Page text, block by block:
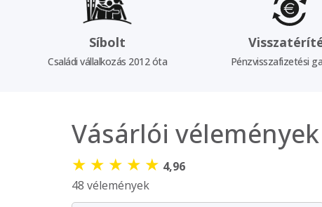
Síbolt
Családi vállalkozás 2012 óta Pénzvisszafizetési
Vásárlói vélemények
★ ★ ★ ★ ★ 4,96
48 vélemények